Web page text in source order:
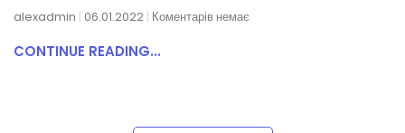
alexadmin 06.01.2022 Коментарів немає
CONTINUE READING...